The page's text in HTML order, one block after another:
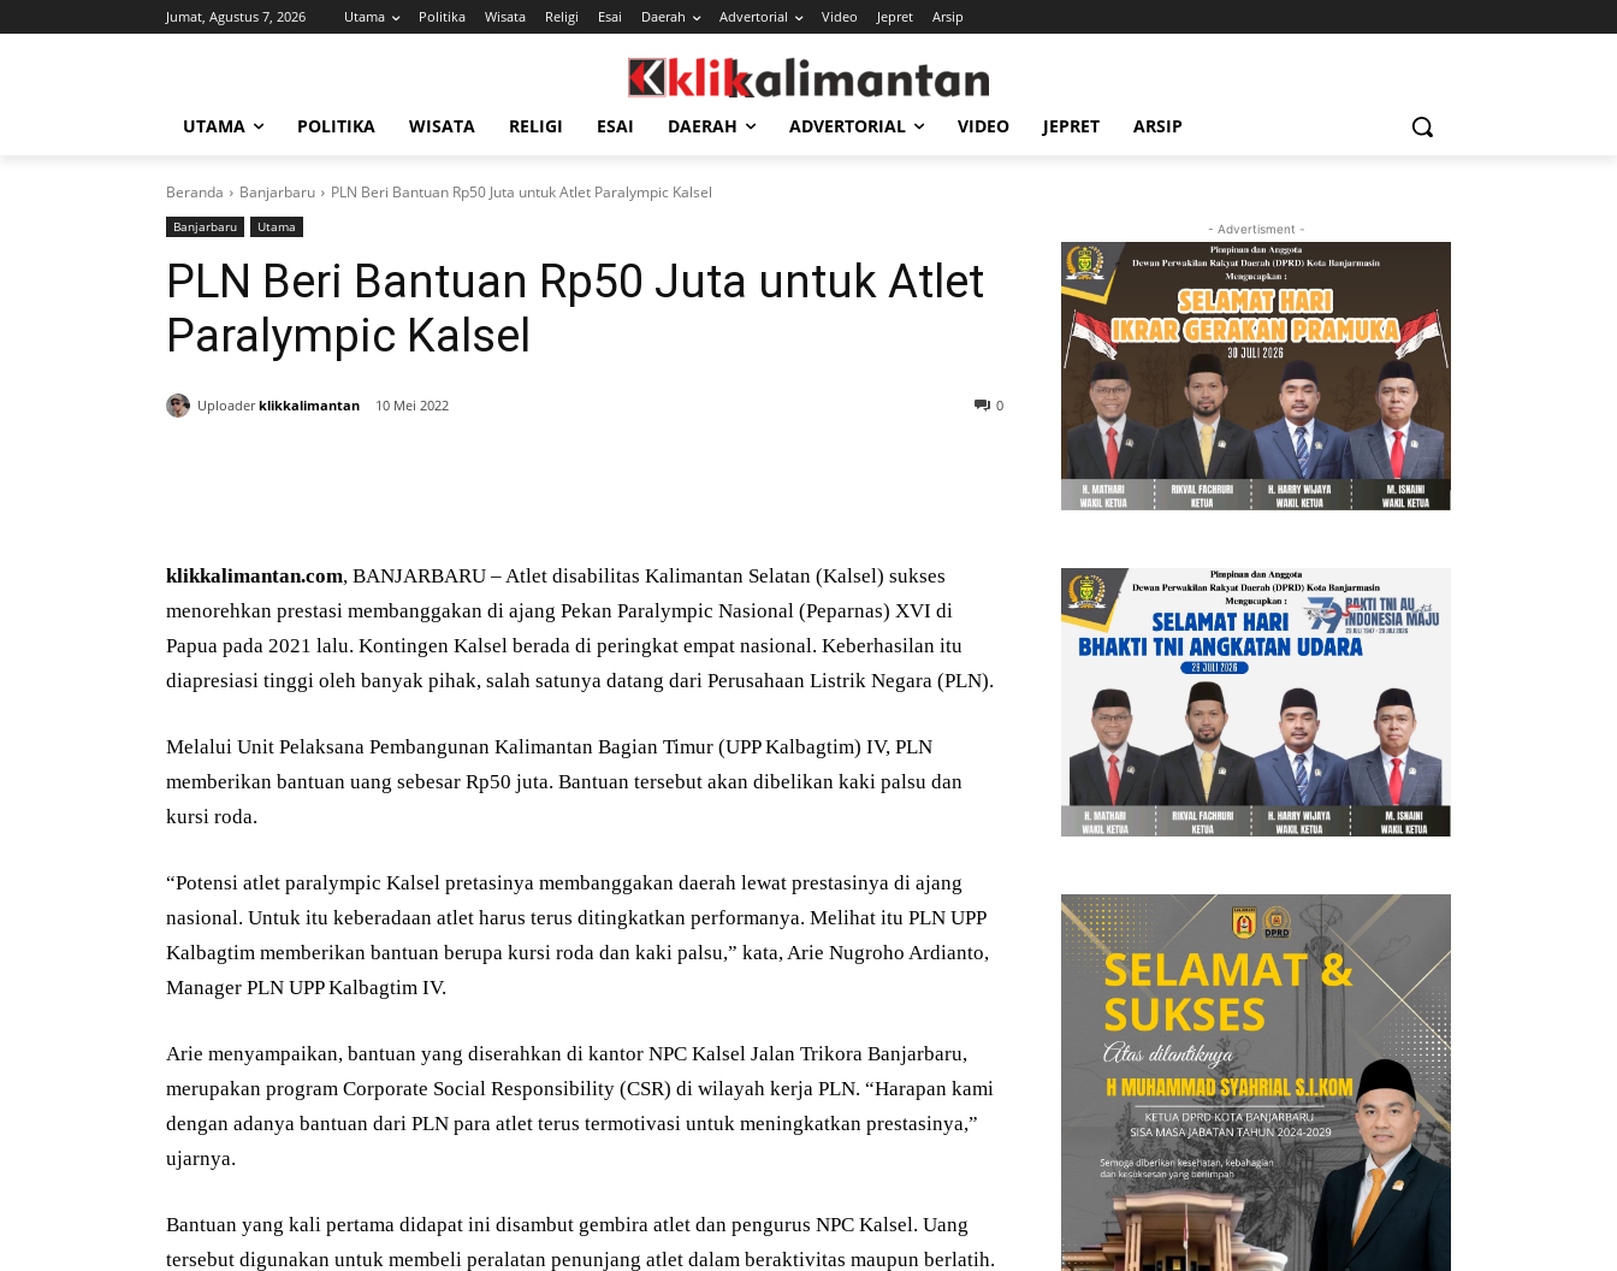
Jumat, Agustus 7, 2026 Utama Politika Wisata Religi Esai Daerah Advertorial Video Jepret Arsip
UTAMA POLITIKA WISATA RELIGI ESAI DAERAH ADVERTORIAL VIDEO JEPRET ARSIP
Beranda Banjarbaru PLN Beri Bantuan Rp50 Juta untuk Atlet Paralympic Kalsel
Banjarbaru Utama
PLN Beri Bantuan Rp50 Juta untuk Atlet
Paralympic Kalsel
Uploader klikkalimantan 10 Mei 2022 0
klikkalimantan.com, BANJARBARU – Atlet disabilitas Kalimantan Selatan (Kalsel) sukses
menorehkan prestasi membanggakan di ajang Pekan Paralympic Nasional (Peparnas) XVI di
Papua pada 2021 lalu. Kontingen Kalsel berada di peringkat empat nasional. Keberhasilan itu
diapresiasi tinggi oleh banyak pihak, salah satunya datang dari Perusahaan Listrik Negara (PLN).
Melalui Unit Pelaksana Pembangunan Kalimantan Bagian Timur (UPP Kalbagtim) IV, PLN
memberikan bantuan uang sebesar Rp50 juta. Bantuan tersebut akan dibelikan kaki palsu dan
kursi roda.
“Potensi atlet paralympic Kalsel pretasinya membanggakan daerah lewat prestasinya di ajang
nasional. Untuk itu keberadaan atlet harus terus ditingkatkan performanya. Melihat itu PLN UPP
Kalbagtim memberikan bantuan berupa kursi roda dan kaki palsu,” kata, Arie Nugroho Ardianto,
Manager PLN UPP Kalbagtim IV.
Arie menyampaikan, bantuan yang diserahkan di kantor NPC Kalsel Jalan Trikora Banjarbaru,
merupakan program Corporate Social Responsibility (CSR) di wilayah kerja PLN. “Harapan kami
dengan adanya bantuan dari PLN para atlet terus termotivasi untuk meningkatkan prestasinya,”
ujarnya.
Bantuan yang kali pertama didapat ini disambut gembira atlet dan pengurus NPC Kalsel. Uang
tersebut digunakan untuk membeli peralatan penunjang atlet dalam beraktivitas maupun berlatih.
- Advertisment -